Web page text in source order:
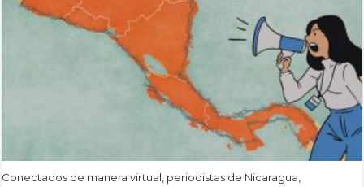
Conectados de manera virtual, periodistas de Nicaragua,